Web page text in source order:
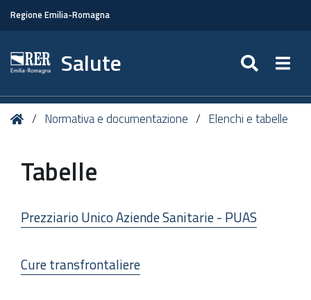
Regione Emilia-Romagna
Salute
Tu HomeNormativa e documentazione Elenchi e tabelle
Tabelle
Prezziario Unico Aziende Sanitarie - PUAS
Cure transfrontaliere